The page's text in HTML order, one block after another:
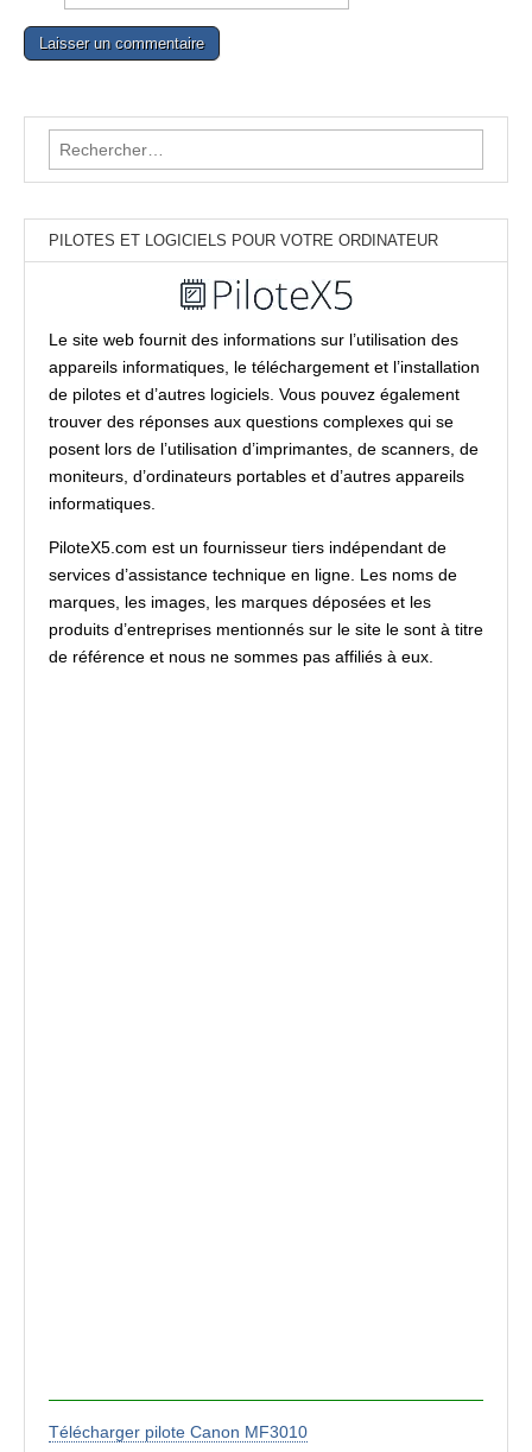
Rechercher :
PILOTES ET LOGICIELS POUR VOTRE ORDINATEUR
Le site web fournit des informations sur l’utilisation des
appareils informatiques, le téléchargement et l’installation
de pilotes et d’autres logiciels. Vous pouvez également
trouver des réponses aux questions complexes qui se
posent lors de l’utilisation d’imprimantes, de scanners, de
moniteurs, d’ordinateurs portables et d’autres appareils
informatiques.
PiloteX5.com est un fournisseur tiers indépendant de
services d’assistance technique en ligne. Les noms de
marques, les images, les marques déposées et les
produits d’entreprises mentionnés sur le site le sont à titre
de référence et nous ne sommes pas affiliés à eux.
Télécharger pilote Canon MF3010